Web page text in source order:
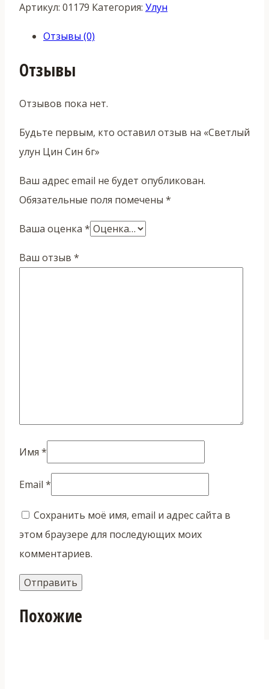
Артикул: 01179 Категория: Улун
Отзывы (0)
Отзывы
Отзывов пока нет.
Будьте первым, кто оставил отзыв на «Светлый
улун Цин Син 6г»
Ваш адрес email не будет опубликован.
Обязательные поля помечены *
Ваша оценка *
Ваш отзыв *
Имя *
Email *
Сохранить моё имя, email и адрес сайта в
этом браузере для последующих моих
комментариев.
Похожие